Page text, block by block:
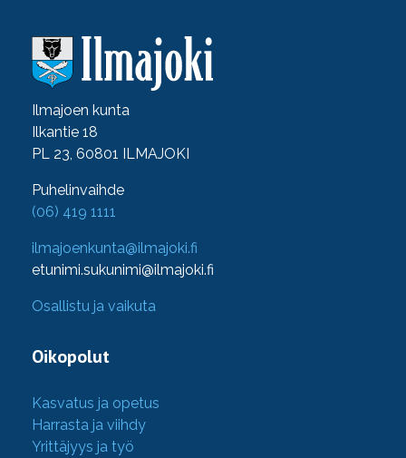
Ilmajoen kunta
Ilkantie 18
PL 23, 60801 ILMAJOKI
Puhelinvaihde
(06) 419 1111
ilmajoenkunta@ilmajoki.fi
etunimi.sukunimi@ilmajoki.fi
Osallistu ja vaikuta
Oikopolut
Kasvatus ja opetus
Harrasta ja viihdy
Yrittäjyys ja työ